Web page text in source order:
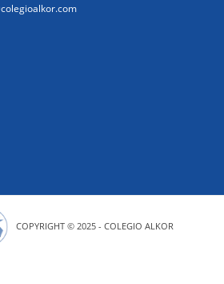
COPYRIGHT © 2025 - COLEGIO ALKOR